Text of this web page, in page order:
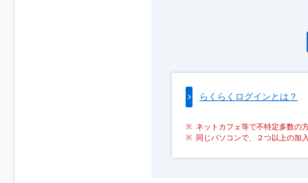
らくらくログインとは？
ネットカフェ等で不特定多数の
同じパソコンで、２つ以上の加